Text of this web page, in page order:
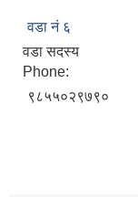
वडा नं ६
वडा सदस्य
Phone:
९८५५०२९७९०